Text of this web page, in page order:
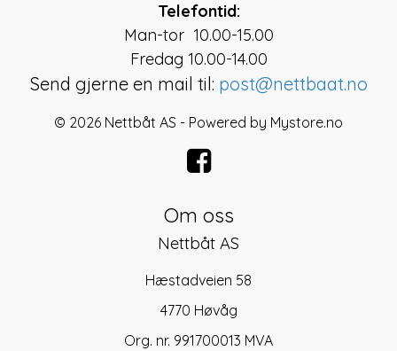
Telefontid:
Man-tor 10.00-15.00
Fredag 10.00-14.00
Send gjerne en mail til: post@nettbaat.no
© 2026 Nettbåt AS - Powered by Mystore.no
Om oss
Nettbåt AS
Hæstadveien 58
4770 Høvåg
Org. nr. 991700013 MVA